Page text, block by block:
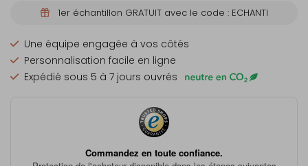
1er échantillon GRATUIT avec le code : ECHANTI
Une équipe engagée à vos côtés
Personnalisation facile en ligne
Expédié sous 5 à 7 jours ouvrés